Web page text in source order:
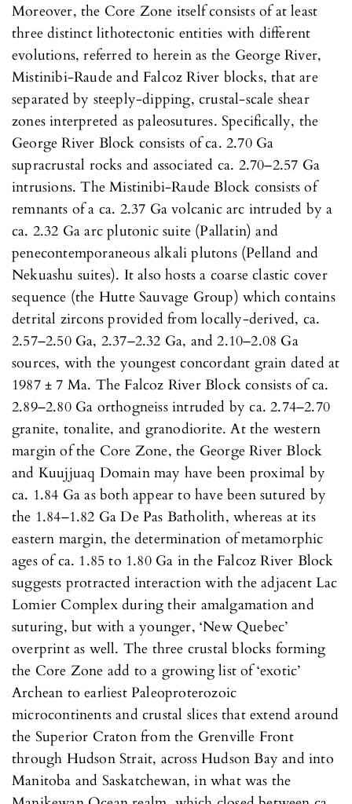
Moreover, the Core Zone itself consists of at least
three distinct lithotectonic entities with different
evolutions, referred to herein as the George River,
Mistinibi-Raude and Falcoz River blocks, that are
separated by steeply-dipping, crustal-scale shear
zones interpreted as paleosutures. Specifically, the
George River Block consists of ca. 2.70 Ga
supracrustal rocks and associated ca. 2.70–2.57 Ga
intrusions. The Mistinibi-Raude Block consists of
remnants of a ca. 2.37 Ga volcanic arc intruded by a
ca. 2.32 Ga arc plutonic suite (Pallatin) and
penecontemporaneous alkali plutons (Pelland and
Nekuashu suites). It also hosts a coarse clastic cover
sequence (the Hutte Sauvage Group) which contains
detrital zircons provided from locally-derived, ca.
2.57–2.50 Ga, 2.37–2.32 Ga, and 2.10–2.08 Ga
sources, with the youngest concordant grain dated at
1987 ± 7 Ma. The Falcoz River Block consists of ca.
2.89–2.80 Ga orthogneiss intruded by ca. 2.74–2.70
granite, tonalite, and granodiorite. At the western
margin of the Core Zone, the George River Block
and Kuujjuaq Domain may have been proximal by
ca. 1.84 Ga as both appear to have been sutured by
the 1.84–1.82 Ga De Pas Batholith, whereas at its
eastern margin, the determination of metamorphic
ages of ca. 1.85 to 1.80 Ga in the Falcoz River Block
suggests protracted interaction with the adjacent Lac
Lomier Complex during their amalgamation and
suturing, but with a younger, ‘New Quebec’
overprint as well. The three crustal blocks forming
the Core Zone add to a growing list of ‘exotic’
Archean to earliest Paleoproterozoic
microcontinents and crustal slices that extend around
the Superior Craton from the Grenville Front
through Hudson Strait, across Hudson Bay and into
Manitoba and Saskatchewan, in what was the